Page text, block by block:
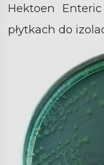
Hektoen
płytkach do